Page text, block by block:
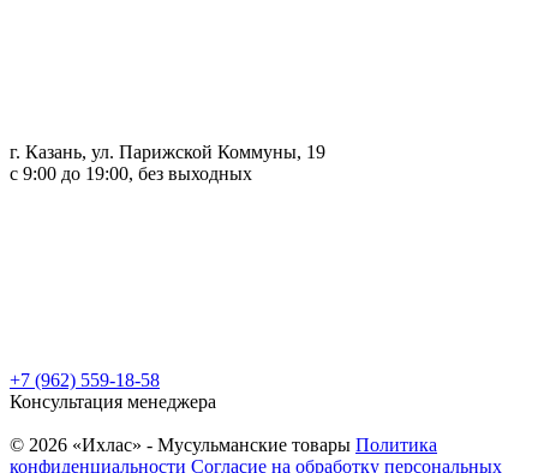
г. Казань, ул. Парижской Коммуны, 19
с 9:00 до 19:00, без выходных
+7 (962) 559-18-58
Консультация менеджера
© 2026 «Ихлас» - Мусульманские товары Политика
конфиденциальности Согласие на обработку персональных